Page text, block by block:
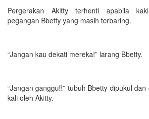
Pergerakan Akitty terhenti apabila
pegangan Bbetty yang masih terbaring.
“Jangan kau dekati mereka!” larang Bbetty.
“Jangan ganggu!!” tubuh Bbetty dipukul
kali oleh Akitty.